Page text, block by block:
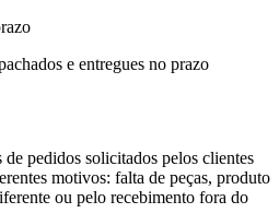
e entregues no prazo
de pedidos solicitados pelos clientes
motivos: falta de peças, produto
ou pelo recebimento fora do